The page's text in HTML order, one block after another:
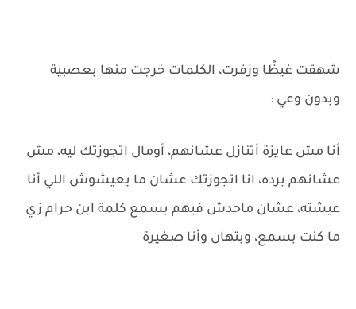
شهقت غيظًا وزفرت، الكلمات خرجت منها بعصبية
وبدون وعي :
أنا مش عايزة أتنازل عشانهم، أومال اتجوزتك ليه، مش
عشانهم برده، انا اتجوزتك عشان ما يعيشوش اللي أنا
عيشته، عشان ماحدش فيهم يسمع كلمة ابن حرام زي
ما كنت بسمع، وبتهان وأنا صغيرة